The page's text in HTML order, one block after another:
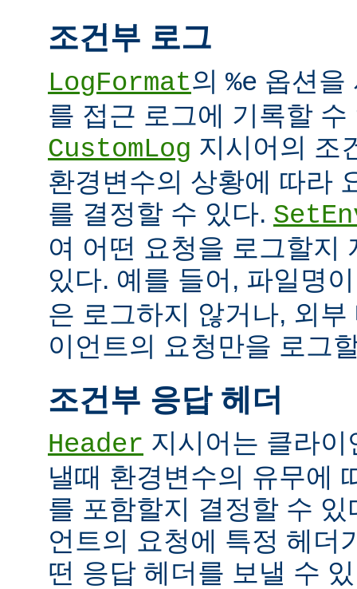
조건부 로그
LogFormat의 %e 옵션을
를 접근 로그에 기록할 수
CustomLog 지시어의 조
환경변수의 상황에 따라
를 결정할 수 있다.
여 어떤 요청을 로그할지
있다. 예를 들어, 파일명
은 로그하지 않거나, 외
이언트의 요청만을 로그
조건부 응답 헤더
Header 지시어는 클라
낼때 환경변수의 유무에
를 포함할지 결정할 수
언트의 요청에 특정 헤더
떤 응답 헤더를 보낼 수